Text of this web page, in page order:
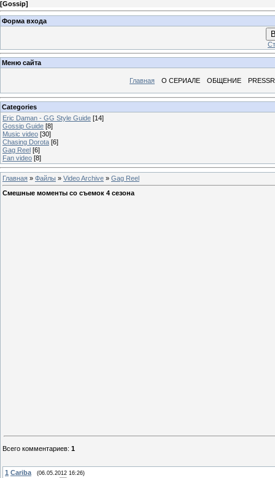
[Gossip]
Форма входа
Меню сайта
Главная О СЕРИАЛЕ ОБЩЕНИЕ
Categories
Eric Daman - GG Style Guide [14]
Gossip Guide [8]
Music video [30]
Chasing Dorota [6]
Gag Reel [6]
Fan video [8]
Главная » Файлы » Video Archive » Gag Reel
Смешные моменты со съемок 4 сезона
Всего комментариев: 1
1 Cariba (06.05.2012 16:26)